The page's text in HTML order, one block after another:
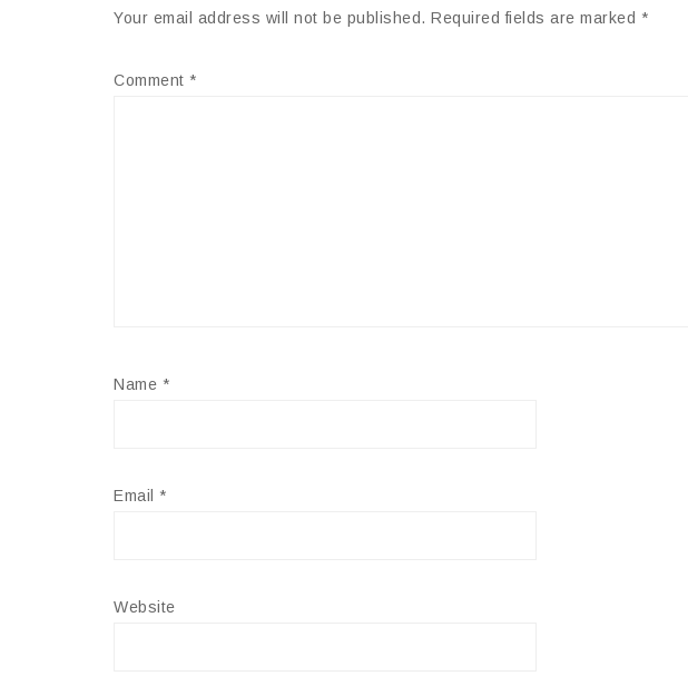
Your email address will not be published. Required fields are marked *
Comment *
Name *
Email *
Website